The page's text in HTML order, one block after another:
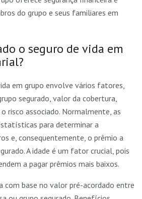
do grupo e seus familiares em
o seguro de vida em
em grupo envolve vários fatores,
segurado, valor da cobertura,
risco associado. Normalmente, as
para determinar a
e, consequentemente, o prêmio a
A idade é um fator crucial, pois
a pagar prêmios mais baixos.
com base no valor pré-acordado entre